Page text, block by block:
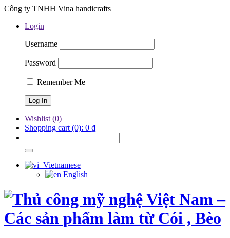
Công ty TNHH Vina handicrafts
Login
Username
Password
Remember Me
Wishlist (0)
Shopping cart (0): 0 ₫
Vietnamese
English